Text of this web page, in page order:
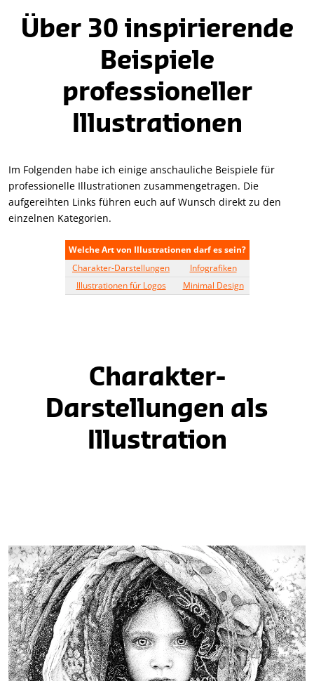
Über 30 inspirierende
Beispiele
professioneller
Illustrationen
Im Folgenden habe ich einige anschauliche Beispiele für
professionelle Illustrationen zusammengetragen. Die
aufgereihten Links führen euch auf Wunsch direkt zu den
einzelnen Kategorien.
Welche Art von Illustrationen darf es sein?
Charakter-Darstellungen
Infografiken
Illustrationen für Logos
Minimal Design
Charakter-
Darstellungen als
Illustration